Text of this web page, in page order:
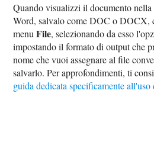
Quando visualizzi il documento
Word, salvalo come DOC o DOCX,
menuFile, selezionando da esso
impostando il formato di output che
nome che vuoi assegnare al file
salvarlo. Per approfondimenti, ti
guida dedicata specificamente